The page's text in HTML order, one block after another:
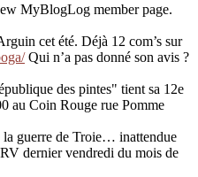
MyBlogLog member page.
cet été. Déjà 12 com’s sur
Qui n’a pas donné son avis ?
des pintes" tient sa 12e
au Coin Rouge rue Pomme
la guerre de Troie… inattendue
dernier vendredi du mois de